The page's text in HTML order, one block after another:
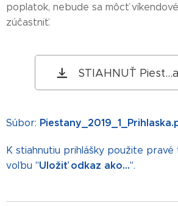
poplatok, nebude sa môcť
zúčastniť.
STIAHNUŤ
Súbor:
K stiahnutiu prihlášky použite pravé
voľbu "Uložiť odkaz ako...".